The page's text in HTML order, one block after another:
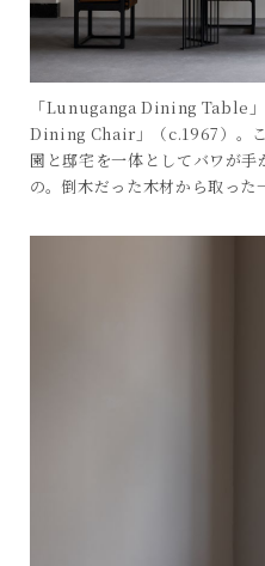
「Lunuganga Dining Table
Dining Chair」（c.1967）。
園と邸宅を一体としてバワが
の。倒木だった木材から取った